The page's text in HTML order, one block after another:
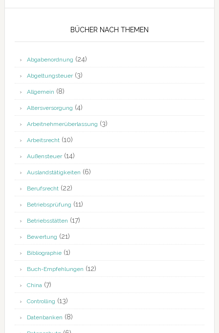
BÜCHER NACH THEMEN
Abgabenordnung (24)
Abgeltungsteuer(3)
Allgemein (8)
Altersversorgung (4)
Arbeitnehmerüberlassung (3)
Arbeitsrecht(10)
Außensteuer(14)
Auslandstätigkeiten (6)
Berufsrecht(22)
Betriebsprüfung (11)
Betriebsstätten (17)
Bewertung (21)
Bibliographie(1)
Buch-Empfehlungen (12)
China(7)
Controlling (13)
Datenbanken (8)